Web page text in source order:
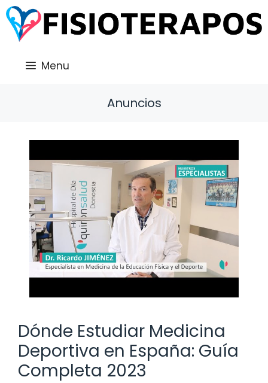
Saltar
al
contenido
Menu
Anuncios
Dónde Estudiar Medicina
Deportiva en España: Guía
Completa 2023